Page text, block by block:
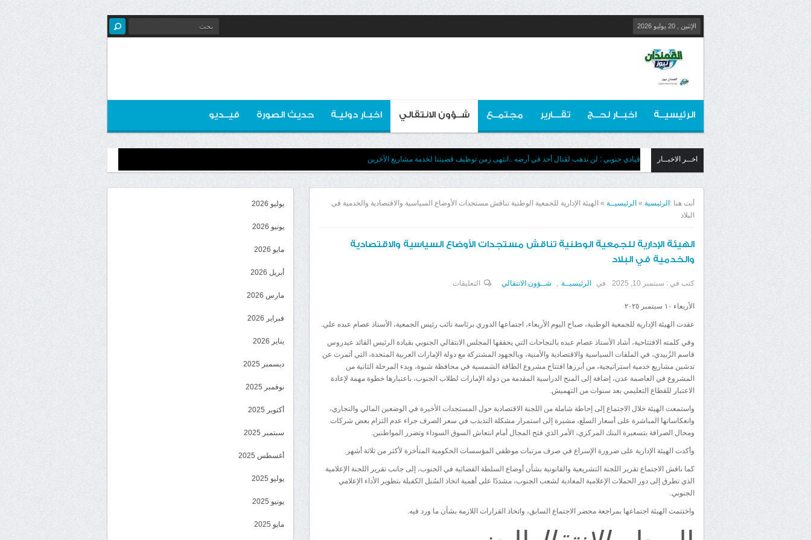
الإثنين , 20 يوليو 2026
الرئيسيــة اخبــار لحــج تقـــارير مجتمــع شــؤون الانتقالي اخبـار دوليـة حديث الصورة فيــديو
اخــر الاخبــار قيادي جنوبي : لن نذهب لقتال أحد في أرضه ..انتهى زمن توظيف قضيتنا لخدمة مشاريع الآخرين
أنت هنا : الرئيسية » الرئيسيــة » الهيئة الإدارية للجمعية الوطنية تناقش مستجدات الأوضاع السياسية والاقتصادية والخدمية في
البلاد
الهيئة الإدارية للجمعية الوطنية تناقش مستجدات الأوضاع السياسية والاقتصادية
والخدمية في البلاد
كتب في : سبتمبر 10, 2025 في الرئيسيــة , شــؤون الانتقالي التعليقات
للجمعية
الوطنية
تناقش
السياسية
والاقتصادية
والخدمية
في
مغلقة
الأربعاء ١٠ سبتمبر ٢٠٢٥
عقدت الهيئة الإدارية للجمعية الوطنية، صباح اليوم الأربعاء، اجتماعها الدوري برئاسة نائب رئيس الجمعية، الأستاذ عصام عبده علي.
وفي كلمته الافتتاحية، أشاد الأستاذ عصام عبده بالنجاحات التي يحققها المجلس الانتقالي الجنوبي بقيادة الرئيس القائد عيدروس
قاسم الزُبيدي، في الملفات السياسية والاقتصادية والأمنية، وبالجهود المشتركة مع دولة الإمارات العربية المتحدة، التي أثمرت عن
تدشين مشاريع خدمية استراتيجية، من أبرزها افتتاح مشروع الطاقة الشمسية في محافظة شبوة، وبدء المرحلة الثانية من
المشروع في العاصمة عدن، إضافة إلى المنح الدراسية المقدمة من دولة الإمارات لطلاب الجنوب، باعتبارها خطوة مهمة لإعادة
الاعتبار للقطاع التعليمي بعد سنوات من التهميش.
واستمعت الهيئة خلال الاجتماع إلى إحاطة شاملة من اللجنة الاقتصادية حول المستجدات الأخيرة في الوضعين المالي والتجاري،
وانعكاساتها المباشرة على أسعار السلع، مشيرة إلى استمرار مشكلة التذبذب في سعر الصرف جراء عدم التزام بعض شركات
ومحال الصرافة بتسعيرة البنك المركزي، الأمر الذي فتح المجال أمام انتعاش السوق السوداء وتضرر المواطنين.
وأكدت الهيئة الإدارية على ضرورة الإسراع في صرف مرتبات موظفي المؤسسات الحكومية المتأخرة لأكثر من ثلاثة أشهر.
كما ناقش الاجتماع تقرير اللجنة التشريعية والقانونية بشأن أوضاع السلطة القضائية في الجنوب، إلى جانب تقرير اللجنة الإعلامية
الذي تطرق إلى دور الحملات الإعلامية المعادية لشعب الجنوب، مشددًا على أهمية اتخاذ السُبل الكفيلة بتطوير الأداء الإعلامي
الجنوبي.
واختتمت الهيئة اجتماعها بمراجعة محضر الاجتماع السابق، واتخاذ القرارات اللازمة بشأن ما ورد فيه.
يوليو 2026
يونيو 2026
مايو 2026
أبريل 2026
مارس 2026
فبراير 2026
يناير 2026
ديسمبر 2025
نوفمبر 2025
أكتوبر 2025
سبتمبر 2025
أغسطس 2025
يوليو 2025
يونيو 2025
مايو 2025